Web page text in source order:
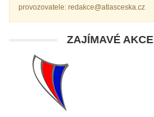
provozovatele: redakce@atlasceska.cz
ZAJÍMAVÉ